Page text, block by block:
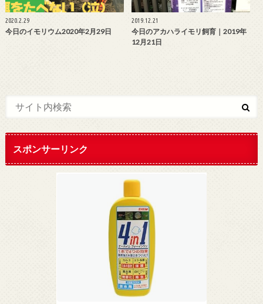
2020.2.29
今日のイモリウム2020年2月29日
2019.12.21
今日のアカハライモリ飼育｜2019年
12月21日
スポンサーリンク